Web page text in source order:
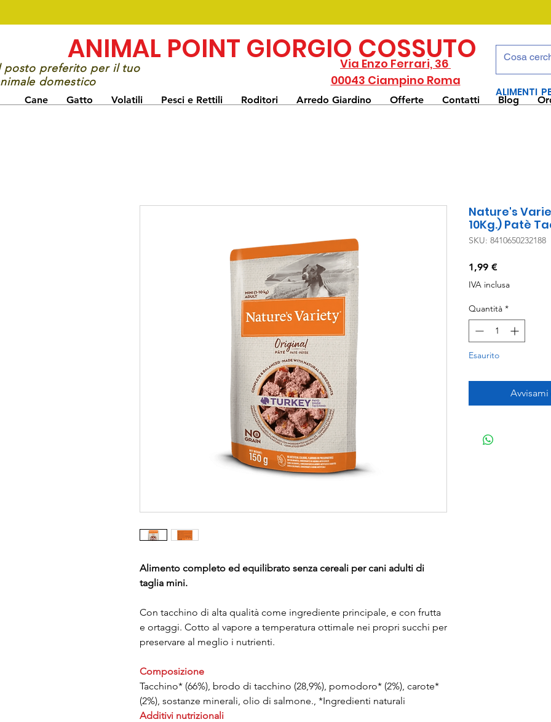
Cane Gatto Volatili Pesci e Rettili Roditori Arredo Giardino Offerte Contatti Blog
ANIMAL POINT GIORGIO COSSUTO
posto preferito per il tuo
domestico
Via Enzo Ferrari, 36
00043 Ciampino Roma
ALIMENTI
Alimento completo ed equilibrato senza cereali per cani adulti di
taglia mini.
Con tacchino di alta qualità come ingrediente principale, e con frutta
e ortaggi. Cotto al vapore a temperatura ottimale nei propri succhi per
preservare al meglio i nutrienti.
Composizione
Tacchino* (66%), brodo di tacchino (28,9%), pomodoro* (2%), carote*
(2%), sostanze minerali, olio di salmone., *Ingredienti naturali
Additivi nutrizionali
Nature's
10Kg.) Patè
SKU: 8410650232188
1,99 €Prezzo
IVA inclusa
Quantità *
Esaurito